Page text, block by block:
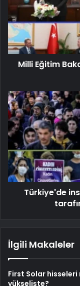
Milli Eğitim
Türkiye'de
İlgili Makaleler
First Solar hisseleri
yükselişte?